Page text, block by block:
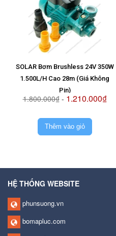
SOLAR Bơm Brushless 24V 350W
1.500L/H Cao 28m (Giá Không
Pin)
1.800.000₫- 1.210.000₫
Thêm vào giỏ
HỆ THỐNG WEBSITE
phunsuong.vn
bomapluc.com